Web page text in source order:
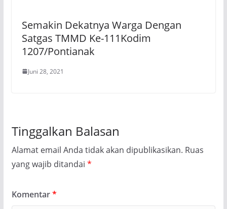
Semakin Dekatnya Warga Dengan
Satgas TMMD Ke-111Kodim
1207/Pontianak
Juni 28, 2021
Tinggalkan Balasan
Alamat email Anda tidak akan dipublikasikan. Ruas
yang wajib ditandai *
Komentar*